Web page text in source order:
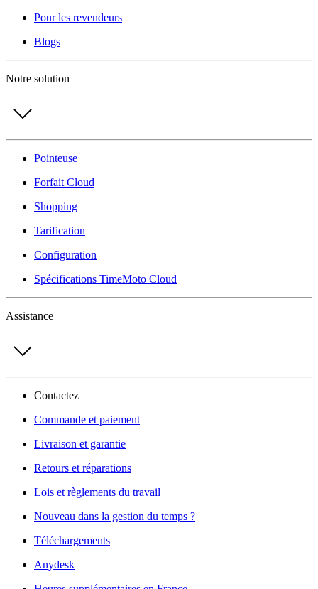
Pour les revendeurs
Blogs
Notre solution
Pointeuse
Forfait Cloud
Shopping
Tarification
Configuration
Spécifications TimeMoto Cloud
Assistance
Contactez
Commande et paiement
Livraison et garantie
Retours et réparations
Lois et règlements du travail
Nouveau dans la gestion du temps ?
Téléchargements
Anydesk